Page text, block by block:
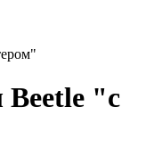
Beetle "с